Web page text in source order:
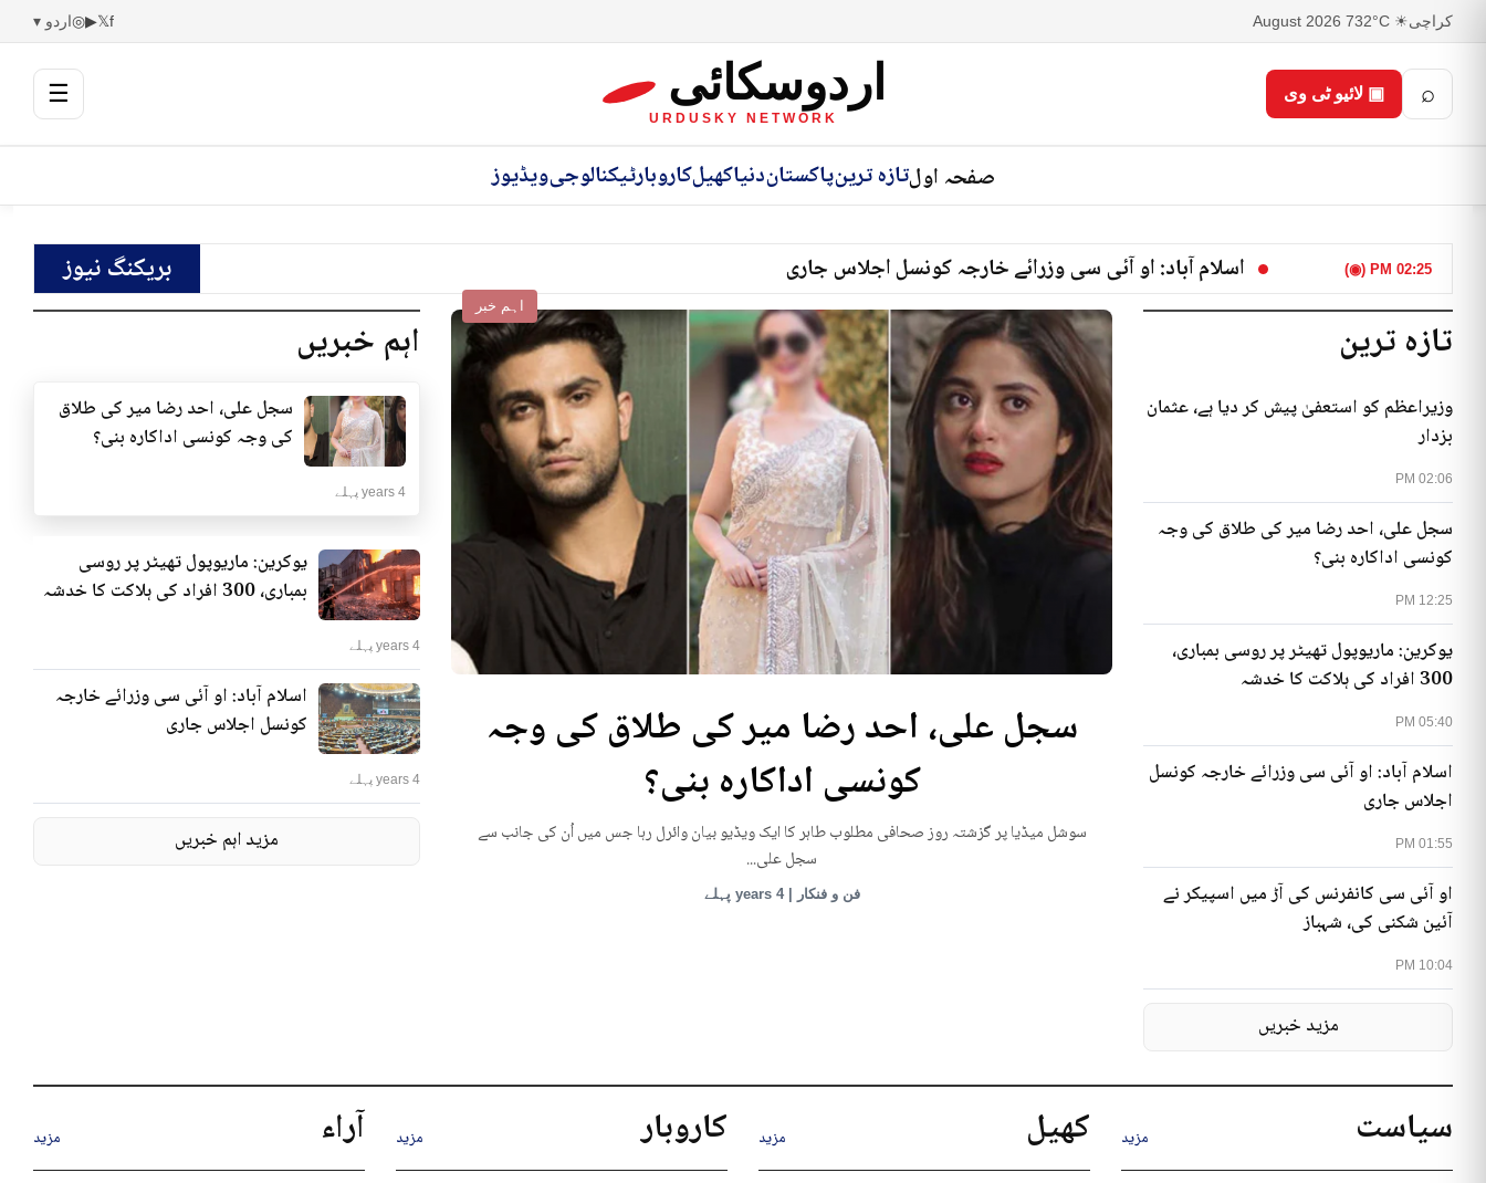
کراچی☀ 32°C
7 August 2026
f
𝕏
▶
◎اردو ▾
⌕ ▣ لائیو ٹی وی اردوسکائی
URDUSKY NETWORK
☰
صفحہ اولتازہ ترینپاکستاندنیاکھیلکاروبارٹیکنالوجیویڈیوز
02:25 PM (◉) او آئی سی کانفرنس کی آڑ میں اسپیکر نے آئین شکنی کی، شہباز بریکنگ نیوز
تازہ ترین
02:06 PM
وزیراعظم کو استعفیٰ پیش کر دیا ہے، عثمان
بزدار
12:25 PM
سجل علی، احد رضا میر کی طلاق کی وجہ
کونسی اداکارہ بنی؟
05:40 PM
یوکرین: ماریوپول تھیٹر پر روسی بمباری،
300 افراد کی ہلاکت کا خدشہ
01:55 PM
اسلام آباد: او آئی سی وزرائے خارجہ کونسل
اجلاس جاری
10:04 PM
او آئی سی کانفرنس کی آڑ میں اسپیکر نے
آئین شکنی کی، شہباز
مزید خبریں
اہم خبر
یوکرین: ماریوپول تھیٹر پر روسی بمباری، 300
افراد کی ہلاکت کا خدشہ
یوکرینی حکام نے مقامی تھیٹر پر روسی بمباری میں میں بڑی تعداد میں ہلاکتوں کا خدشہ ظاہر کیا اور کہا
کہ کم...
انٹرنیشنل | 4 years پہلے
اہم خبریں
سجل علی، احد رضا میر کی طلاق
کی وجہ کونسی اداکارہ بنی؟
4 years پہلے
یوکرین: ماریوپول تھیٹر پر روسی
بمباری، 300 افراد کی ہلاکت کا خدشہ
4 years پہلے
اسلام آباد: او آئی سی وزرائے خارجہ
کونسل اجلاس جاری
4 years پہلے
مزید اہم خبریں
سیاست مزید کھیل مزید کاروبار مزید آراء مزید